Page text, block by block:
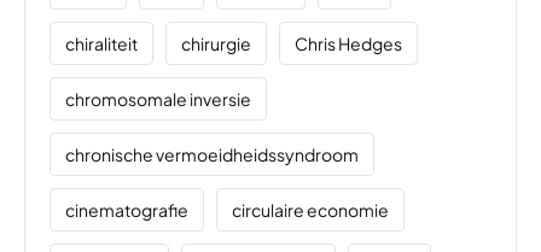
chiraliteit chirurgie Chris Hedges
chromosomale inversie
chronische vermoeidheidssyndroom
cinematografie circulaire economie